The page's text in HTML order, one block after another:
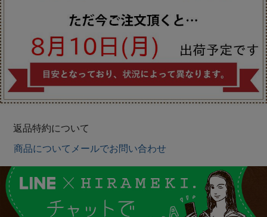
返品特約について
商品についてメールでお問い合わせ